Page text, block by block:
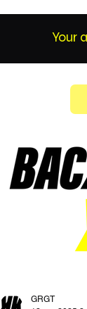
Your
GRGT